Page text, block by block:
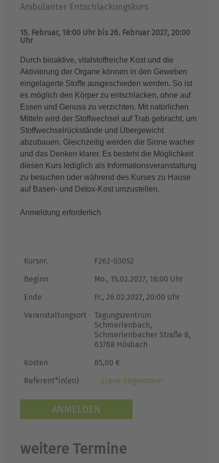
Ambulanter Entschlackungskurs
15. Februar, 18:00 Uhr bis 26. Februar 2027, 20:00
Uhr
Durch bioaktive, vitalstoffreiche Kost und die
Aktivierung der Organe können in den Geweben
eingelagerte Stoffe ausgeschieden werden. So ist
es möglich den Körper zu entschlacken, ohne auf
Essen und Genuss zu verzichten. Mit natürlichen
Mitteln wird der Stoffwechsel auf Trab gebracht, um
Stoffwechselrückstände und Übergewicht
abzubauen. Gleichzeitig werden die Sinne wacher
und das Denken klarer. Es besteht die Möglichkeit
diesen Kurs lediglich als Informationsveranstaltung
zu besuchen oder während des Kurses zu Hause
auf Basen- und Detox-Kost umzustellen.
Anmeldung erforderlich
Kursnr.
F262-03052
Beginn
Mo., 15.02.2027, 18:00 Uhr
Ende
Fr., 26.02.2027, 20:00 Uhr
Veranstaltungsort
Tagungszentrum
Schmerlenbach,
Schmerlenbacher Straße 8,
63768 Hösbach
Kosten
85,00 €
Referent*in(en)
Liane Engelmann
ANMELDEN
weitere Termine